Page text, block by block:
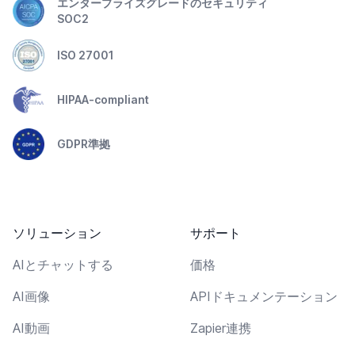
エンタープライズグレードのセキュリティ
SOC2
ISO 27001
HIPAA-compliant
GDPR準拠
ソリューション
AIとチャットする
AI画像
AI動画
サポート
価格
APIドキュメンテーション
Zapier連携